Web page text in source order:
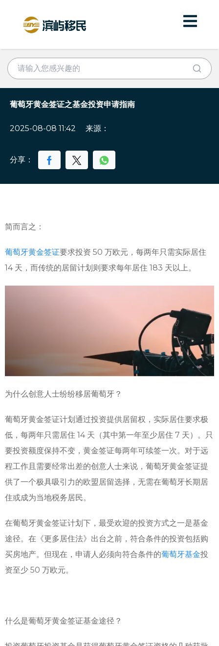
葡萄牙黄金签证之基金投资申请指南
2025-08-08 11:42 来源：
分享：
简而言之：
葡萄牙黄金签证要求投资 50 万欧元，每两年只需实际居住
14 天，而传统的居留计划则要求每年居住 183 天以上。
为什么创意人士纷纷移居葡萄牙？
葡萄牙黄金签证计划通过投资提供居留权，实际居住要求极
低，每两年只需居住 14 天（其中第一年至少居住 7 天）。只
要投资额度保持不变，黄金签证每两年可续签一次。对于远
程工作且需要经常出差的创意人士来说，葡萄牙黄金签证提
供了一个极具吸引力的欧盟居留选择，无需在葡萄牙长期居
住或成为当地税务居民。
在葡萄牙黄金签证计划下，最受欢迎的投资方式之一是基金
途径。在《更多居住法》出台之前，符合条件的投资包括购
买房地产。但现在，申请人必须向符合条件的葡萄牙基金投
资至少 50 万欧元。
什么是葡萄牙黄金签证基金途径？